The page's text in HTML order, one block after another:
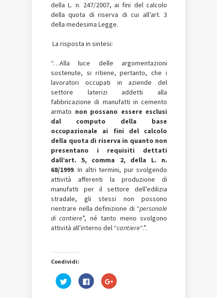
della L. n. 247/2007, ai fini del calcolo
della quota di riserva di cui all’art. 3
della medesima Legge.
La risposta in sintesi:
“…Alla luce delle argomentazioni
sostenute, si ritiene, pertanto, che i
lavoratori occupati in aziende del
settore laterizi addetti alla
fabbricazione di manufatti in cemento
armato non possano essere esclusi
dal computo della base
occupazionale ai fini del calcolo
della quota di riserva in quanto non
presentano i requisiti dettati
dall’art. 5, comma 2, della L. n.
68/1999. In altri termini, pur svolgendo
attività afferenti la produzione di
manufatti per il settore dell’edilizia
stradale, gli stessi non possono
rientrare nella definizione di “personale
di cantiere”, né tanto meno svolgono
attività all’interno del “cantiere“.”.
Condividi:
Fai
clic
Fai
clic
Fai
clic